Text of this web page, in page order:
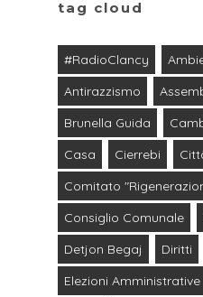
tag cloud
#RadioClancy
Antirazzismo
Brunella Guida
Casa
Cierrebi
Comitato
Consiglio Comunale
Detjon Begaj
Diritti
Elezioni Amministrative